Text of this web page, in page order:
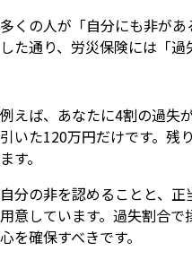
多くの人が「自分にも非が
した通り、労災保険には「
例えば、あなたに4割の過失
引いた120万円だけです。残
ます。
自分の非を認めることと、
用意しています。過失割合
心を確保すべきです。